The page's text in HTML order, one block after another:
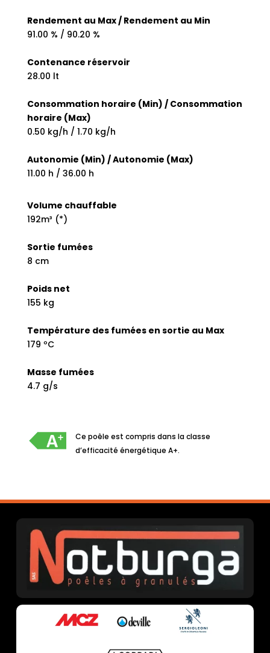
Rendement au Max / Rendement au Min
91.00 % / 90.20 %
Contenance réservoir
28.00 lt
Consommation horaire (Min) / Consommation
horaire (Max)
0.50 kg/h / 1.70 kg/h
Autonomie (Min) / Autonomie (Max)
11.00 h / 36.00 h
Volume chauffable
192m³ (*)
Sortie fumées
8 cm
Poids net
155 kg
Température des fumées en sortie au Max
179 ºC
Masse fumées
4.7 g/s
Ce poêle est compris dans la classe
d’efficacité énergétique A+.